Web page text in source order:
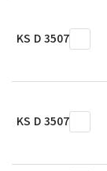
KS D 3507
KS D 3507